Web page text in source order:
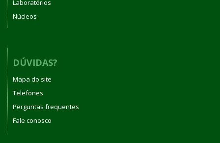
Laboratórios
Núcleos
DÚVIDAS?
Mapa do site
Telefones
Perguntas frequentes
Fale conosco